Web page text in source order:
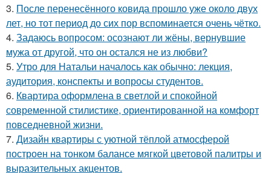
3. После перенесённого ковида прошло уже около двух
лет, но тот период до сих пор вспоминается очень чётко.
4. Задаюсь вопросом: осознают ли жёны, вернувшие
мужа от другой, что он остался не из любви?
5. Утро для Натальи началось как обычно: лекция,
аудитория, конспекты и вопросы студентов.
6. Квартира оформлена в светлой и спокойной
современной стилистике, ориентированной на комфорт
повседневной жизни.
7. Дизайн квартиры с уютной тёплой атмосферой
построен на тонком балансе мягкой цветовой палитры и
выразительных акцентов.